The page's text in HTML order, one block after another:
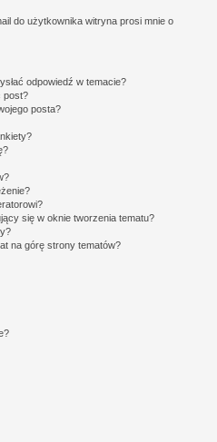
do użytkownika witryna prosi mnie o
odpowiedź w temacie?
post?
posta?
się w oknie tworzenia tematu?
na górę strony tematów?